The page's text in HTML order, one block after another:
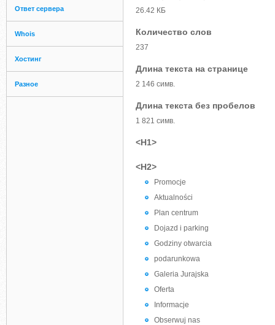
Ответ сервера
Whois
Хостинг
Разное
26.42 КБ
Количество слов
237
Длина текста на странице
2 146 симв.
Длина текста без пробелов
1 821 симв.
<H1>
<H2>
Promocje
Aktualności
Plan centrum
Dojazd i parking
Godziny otwarcia
podarunkowa
Galeria Jurajska
Oferta
Informacje
Obserwuj nas